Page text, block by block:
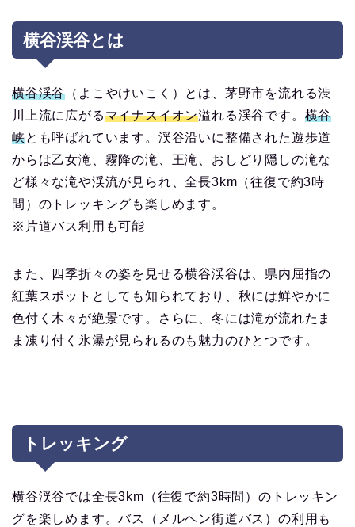
横谷渓谷とは
横谷渓谷 （よこやけいこく）とは、茅野市を流れる渋
川上流に広がるマイナスイオン溢れる渓谷です。 横谷
峡とも呼ばれています。渓谷沿いに整備された遊歩道
からは乙女滝、霧降の滝、王滝、おしどり隠しの滝な
ど様々な滝や渓流が見られ、全長3km（往復で約3時
間）のトレッキングも楽しめます。
※片道バス利用も可能
また、四季折々の姿を見せる横谷渓谷は、県内屈指の
紅葉スポットとしても知られており、秋には鮮やかに
色付く木々が絶景です。さらに、冬には滝が流れたま
ま凍り付く氷瀑が見られるのも魅力のひとつです。
トレッキング
横谷渓谷では全長3km（往復で約3時間）のトレッキン
グを楽しめます。バス（メルヘン街道バス）の利用も